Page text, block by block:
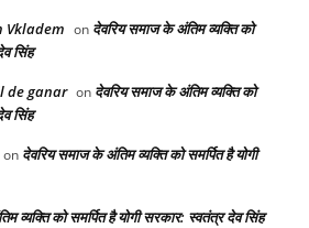
Vkladem on देवरिय समाज के अंतिम व्यक्ति को
सिंह
de ganar on देवरिय समाज के अंतिम व्यक्ति को
सिंह
on देवरिय समाज के अंतिम व्यक्ति को समर्पित है योगी
व्यक्ति को समर्पित है योगी सरकार: स्वतंत्र देव सिंह